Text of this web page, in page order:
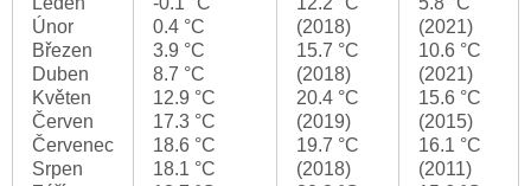
Únor
Březen
Duben
Květen
Červen
Červenec
Srpen
0.4 °C
3.9 °C
8.7 °C
12.9 °C
17.3 °C
18.6 °C
18.1 °C
(2018)
15.7 °C
(2018)
20.4 °C
(2019)
19.7 °C
(2018)
(2021)
10.6 °C
(2021)
15.6 °C
(2015)
16.1 °C
(2011)